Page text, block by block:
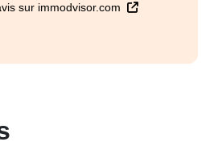
sur immodvisor.com